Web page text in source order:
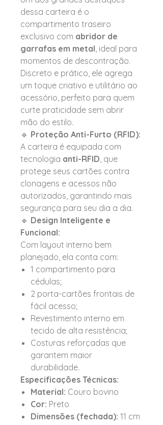
dessa carteira é o
compartimento traseiro
exclusivo com abridor de
garrafas em metal , ideal para
momentos de descontração.
Discreto e prático, ele agrega
um toque criativo e utilitário ao
acessório, perfeito para quem
curte praticidade sem abrir
mão do estilo.
🔹 Proteção Anti-Furto (RFID):
A carteira é equipada com
tecnologia anti-RFID , que
protege seus cartões contra
clonagens e acessos não
autorizados, garantindo mais
segurança para seu dia a dia.
🔹 Design Inteligente e
Funcional:
Com layout interno bem
planejado, ela conta com:
1 compartimento para
cédulas;
2 porta-cartões frontais de
fácil acesso;
Revestimento interno em
tecido de alta resistência;
Costuras reforçadas que
garantem maior
durabilidade.
Especificações Técnicas:
Material: Couro bovino
Cor: Preto
Dimensões (fechada): 11 cm